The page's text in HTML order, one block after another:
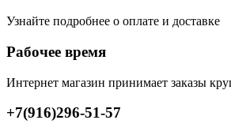
Узнайте подробнее о оплате и доставке
Рабочее время
Интернет магазин принимает заказы
+7(916)296-51-57